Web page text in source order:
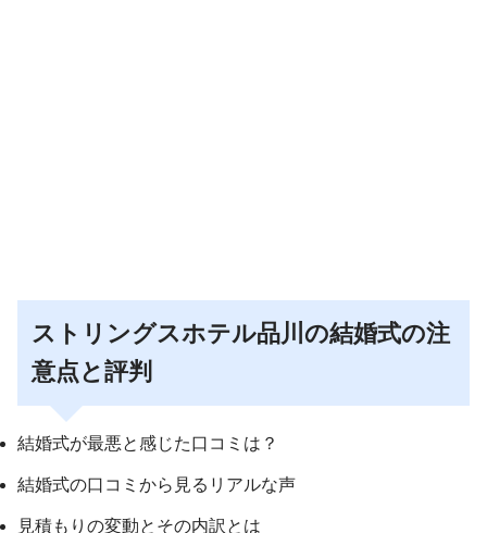
ストリングスホテル品川の結婚式の注
意点と評判
結婚式が最悪と感じた口コミは？
結婚式の口コミから見るリアルな声
見積もりの変動とその内訳とは